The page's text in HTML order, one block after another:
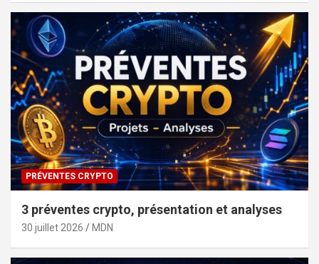
PRÉVENTES CRYPTO
3 préventes crypto, présentation et analyses
30 juillet 2026 MDN